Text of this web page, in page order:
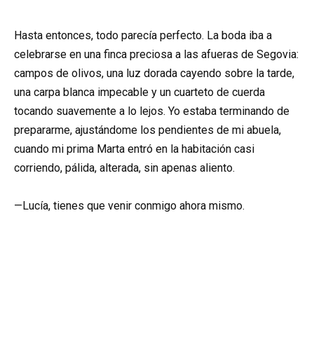
Hasta entonces, todo parecía perfecto. La boda iba a
celebrarse en una finca preciosa a las afueras de Segovia:
campos de olivos, una luz dorada cayendo sobre la tarde,
una carpa blanca impecable y un cuarteto de cuerda
tocando suavemente a lo lejos. Yo estaba terminando de
prepararme, ajustándome los pendientes de mi abuela,
cuando mi prima Marta entró en la habitación casi
corriendo, pálida, alterada, sin apenas aliento.
—Lucía, tienes que venir conmigo ahora mismo.